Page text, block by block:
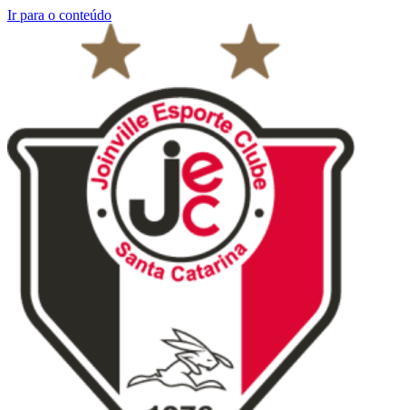
Ir para o conteúdo